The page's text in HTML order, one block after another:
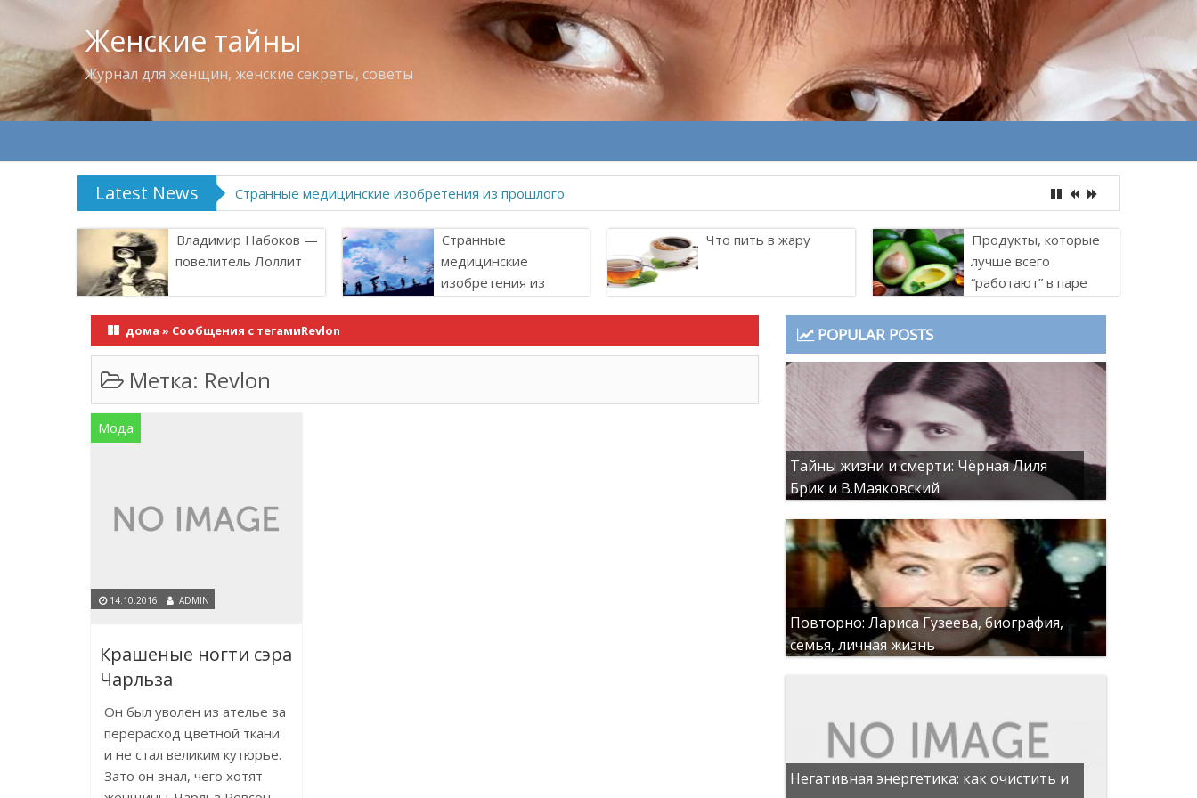
Женские тайны
Журнал для женщин, женские секреты, советы
Latest News Что пить в жару
Владимир Набоков —
повелитель Лоллит
Странные
медицинские
изобретения из
Что пить в жару
Продукты, которые
лучше всего
“работают” в паре
дома » Сообщения с тегамиRevlon
Метка: Revlon
Мода
14.10.2016 ADMIN
Крашеные ногти сэра
Чарльза
Он был уволен из ателье за
перерасход цветной ткани
и не стал великим кутюрье.
Зато он знал, чего хотят
POPULAR POSTS
Тайны жизни и смерти: Чёрная Лиля
Брик и В.Маяковский
Повторно: Лариса Гузеева, биография,
семья, личная жизнь
Негативная энергетика: как очистить и